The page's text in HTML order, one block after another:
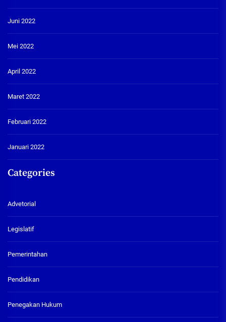
Juni 2022
Mei 2022
April 2022
Maret 2022
Februari 2022
Januari 2022
Categories
Advetorial
Legislatif
Pemerintahan
Pendidikan
Penegakan Hukum